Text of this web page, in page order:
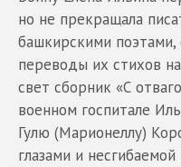
но не прекращала
башкирскими поэтами,
переводы их стихов
свет сборник «С
военном госпитале
Гулю (Марионеллу)
глазами и